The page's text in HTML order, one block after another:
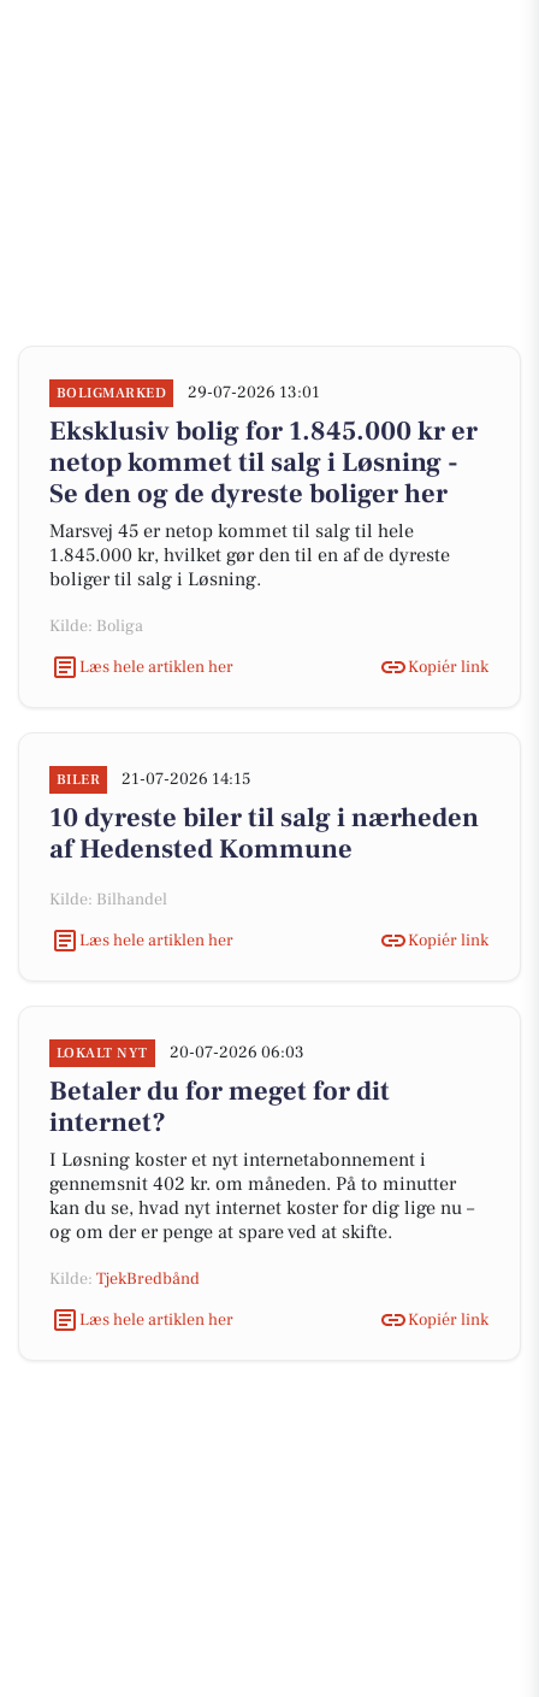
BOLIGMARKED 29-07-2026 13:01
Eksklusiv bolig for 1.845.000 kr er
netop kommet til salg i Løsning -
Se den og de dyreste boliger her
Marsvej 45 er netop kommet til salg til hele
1.845.000 kr, hvilket gør den til en af de dyreste
boliger til salg i Løsning.
Kilde: Boliga
Læs hele artiklen her
Kopiér link
BILER 21-07-2026 14:15
10 dyreste biler til salg i nærheden
af Hedensted Kommune
Kilde: Bilhandel
Læs hele artiklen her
Kopiér link
LOKALT NYT 20-07-2026 06:03
Betaler du for meget for dit
internet?
I Løsning koster et nyt internetabonnement i
gennemsnit 402 kr. om måneden. På to minutter
kan du se, hvad nyt internet koster for dig lige nu –
og om der er penge at spare ved at skifte.
Kilde: TjekBredbånd
Læs hele artiklen her
Kopiér link